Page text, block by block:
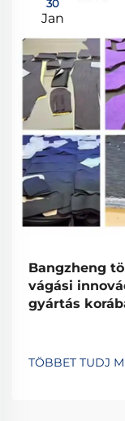
30
Jan
Bangzheng
vágási
gyártás
TÖBBET TUDJ